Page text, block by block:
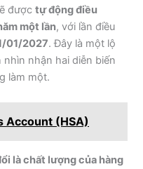
đượctự động điều
một lần, với lần điều
01/2027. Đây là một lộ
nhận hai diễn biến
làm một.
Account (HSA)
là chất lượng của hàng